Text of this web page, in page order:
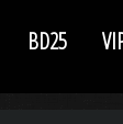
BD25